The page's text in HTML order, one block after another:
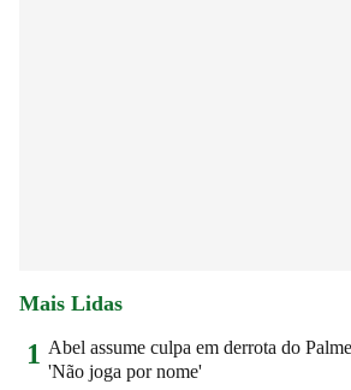
Mais Lidas
1 Abel assume culpa em derrota do
'Não joga por nome'